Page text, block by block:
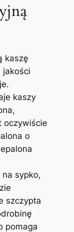
kaszę
jakości
kaszy
oczywiście
o
sypko,
szczypta
pomaga